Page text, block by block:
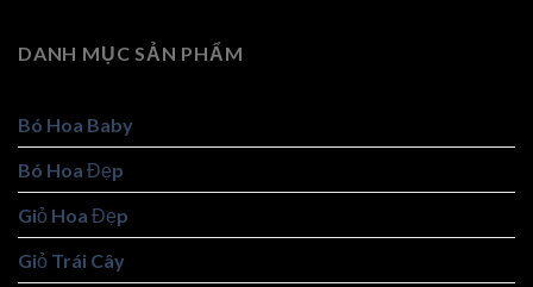
DANH MỤC SẢN PHẨM
Bó Hoa Baby
Bó Hoa Đẹp
Giỏ Hoa Đẹp
Giỏ Trái Cây